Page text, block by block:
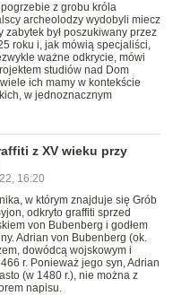
z grobu króla
archeolodzy wydobyli miecz
zabytek był poszukiwany przez
roku i, jak mówią specjaliści,
ważne odkrycie, mówi
studiów nad Dom
ich mamy w kontekście
w jednoznacznym
z XV wieku przy
16:20
w którym znajduje się Grób
odkryto graffiti sprzed
von Bubenberg i godłem
Adrian von Bubenberg (ok.
dowódcą wojskowym i
r. Ponieważ jego syn, Adrian
(w 1480 r.), nie można z
napisu.